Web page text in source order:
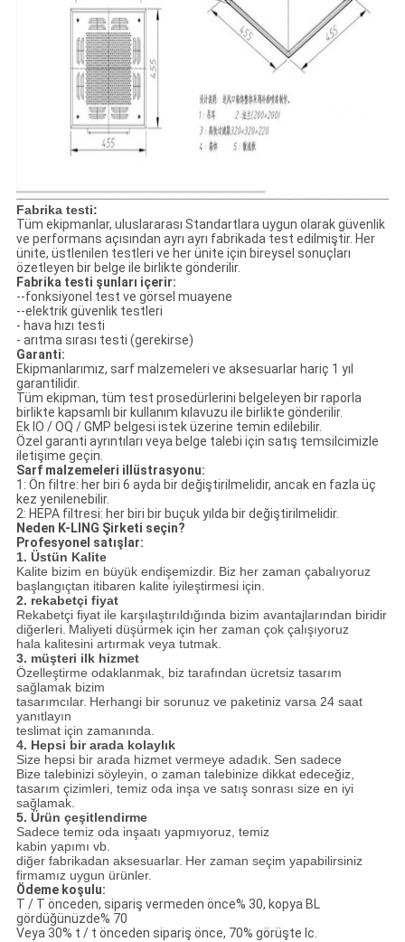
Fabrika testi:
Tüm ekipmanlar, uluslararası Standartlara uygun olarak güvenlik
ve performans açısından ayrı ayrı fabrikada test edilmiştir. Her
ünite, üstlenilen testleri ve her ünite için bireysel sonuçları
özetleyen bir belge ile birlikte gönderilir.
Fabrika testi şunları içerir:
--fonksiyonel test ve görsel muayene
--elektrik güvenlik testleri
- hava hızı testi
- arıtma sırası testi (gerekirse)
Garanti:
Ekipmanlarımız, sarf malzemeleri ve aksesuarlar hariç 1 yıl
garantilidir.
Tüm ekipman, tüm test prosedürlerini belgeleyen bir raporla
birlikte kapsamlı bir kullanım kılavuzu ile birlikte gönderilir.
Ek IO / OQ / GMP belgesi istek üzerine temin edilebilir.
Özel garanti ayrıntıları veya belge talebi için satış temsilcimizle
iletişime geçin.
Sarf malzemeleri illüstrasyonu:
1: Ön filtre: her biri 6 ayda bir değiştirilmelidir, ancak en fazla üç
kez yenilenebilir.
2: HEPA filtresi: her biri bir buçuk yılda bir değiştirilmelidir.
Neden K-LING Şirketi seçin?
Profesyonel satışlar:
1. Üstün Kalite
Kalite bizim en büyük endişemizdir. Biz her zaman çabalıyoruz
başlangıçtan itibaren kalite iyileştirmesi için.
2. rekabetçi fiyat
Rekabetçi fiyat ile karşılaştırıldığında bizim avantajlarından biridir
diğerleri. Maliyeti düşürmek için her zaman çok çalışıyoruz
hala kalitesini artırmak veya tutmak.
3. müşteri ilk hizmet
Özelleştirme odaklanmak, biz tarafından ücretsiz tasarım
sağlamak bizim
tasarımcılar. Herhangi bir sorunuz ve paketiniz varsa 24 saat
yanıtlayın
teslimat için zamanında.
4. Hepsi bir arada kolaylık
Size hepsi bir arada hizmet vermeye adadık. Sen sadece
Bize talebinizi söyleyin, o zaman talebinize dikkat edeceğiz,
tasarım çizimleri, temiz oda inşa ve satış sonrası size en iyi
sağlamak.
5. Ürün çeşitlendirme
Sadece temiz oda inşaatı yapmıyoruz, temiz
kabin yapımı vb.
diğer fabrikadan aksesuarlar. Her zaman seçim yapabilirsiniz
firmamız uygun ürünler.
Ödeme koşulu:
T / T önceden, sipariş vermeden önce% 30, kopya BL
gördüğünüzde% 70
Veya 30% t / t önceden sipariş önce, 70% görüşte lc.